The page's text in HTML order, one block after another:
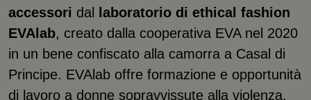
accessori dal
laboratorio di ethical fashion
EVAlab, creato dalla cooperativa EVA nel 2020
in un bene confiscato alla camorra a Casal di
Principe. EVAlab offre formazione e opportunità
di lavoro a donne sopravvissute alla violenza.